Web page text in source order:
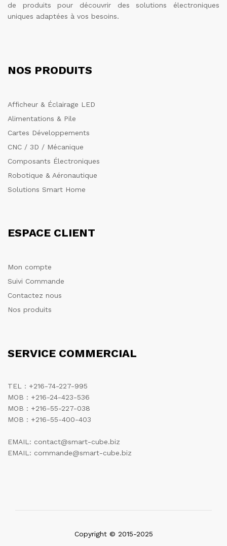
de produits pour découvrir des solutions électroniques
uniques adaptées à vos besoins.
NOS PRODUITS
Afficheur & Éclairage LED
Alimentations & Pile
Cartes Développements
CNC / 3D / Mécanique
Composants Électroniques
Robotique & Aéronautique
Solutions Smart Home
ESPACE CLIENT
Mon compte
Suivi Commande
Contactez nous
Nos produits
SERVICE COMMERCIAL
TEL : +216-74-227-995
MOB : +216-24-423-536
MOB : +216-55-227-038
MOB : +216-55-400-403
EMAIL: contact@smart-cube.biz
EMAIL: commande@smart-cube.biz
Copyright © 2015-2025